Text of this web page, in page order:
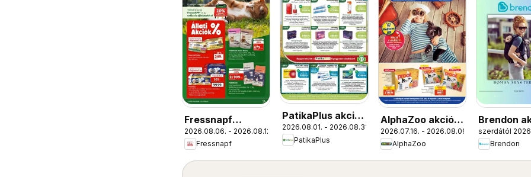
Fressnapf
aktuális akciós
újság
2026.08.06. - 2026.08.12.
Fressnapf
PatikaPlus akciós
újság
2026.08.01. - 2026.08.31.
PatikaPlus
AlphaZoo akciós
újság
2026.07.16. - 2026.08.09.
AlphaZoo
Brendon
újság
szerdától
Brendon